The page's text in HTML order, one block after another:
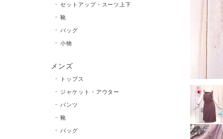
セットアップ・スーツ上下
靴
バッグ
小物
メンズ
トップス
ジャケット・アウター
パンツ
靴
バッグ